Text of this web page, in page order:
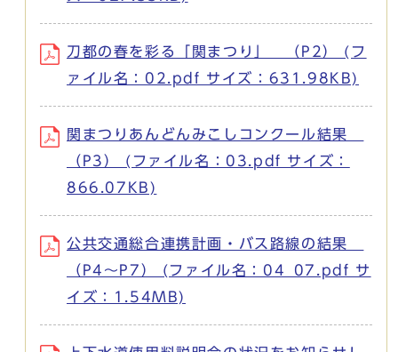
刀都の春を彩る「関まつり」 （P2） (フ
ァイル名：02.pdf サイズ：631.98KB)
関まつりあんどんみこしコンクール結果
（P3） (ファイル名：03.pdf サイズ：
866.07KB)
公共交通総合連携計画・バス路線の結果
（P4～P7） (ファイル名：04_07.pdf サ
イズ：1.54MB)